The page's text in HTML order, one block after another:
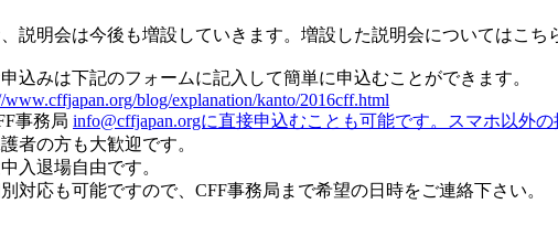
説明会は今後も増設していきます。増設した説明会についてはこち
申込みは下記のフォームに記入して簡単に申込むことができます。
www.cffjapan.org/blog/explanation/kanto/2016cff.html
事務局 info@cffjapan.orgに直接申込むことも可能です。スマホ以外
護者の方も大歓迎です。
中入退場自由です。
別対応も可能ですので、CFF事務局まで希望の日時をご連絡下さい。